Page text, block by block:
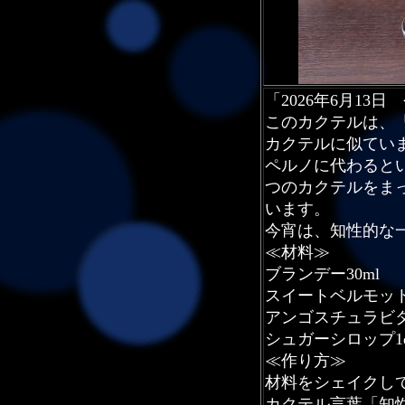
「2026年6月13
このカクテルは、
カクテルに似てい
ペルノに代わると
つのカクテルをま
います。
今宵は、知性的な
≪材料≫
ブランデー30ml
スイートベルモッ
アンゴスチュラビ
シュガーシロップ
≪作り方≫
材料をシェイクし